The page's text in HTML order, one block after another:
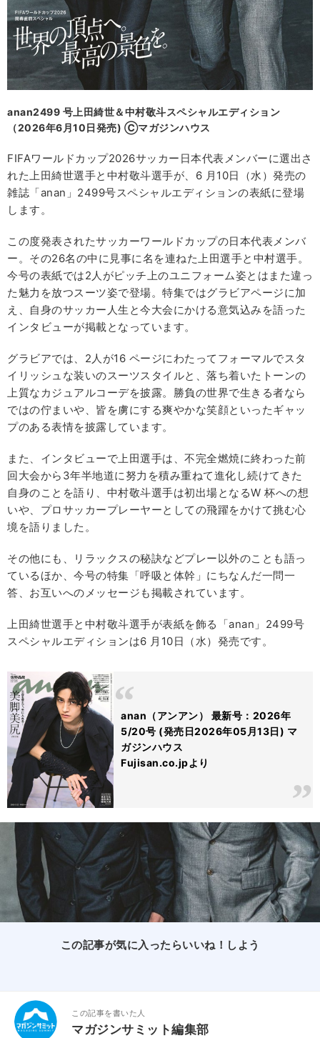
anan2499 号上田綺世＆中村敬斗スペシャルエディション
（2026年6月10日発売) Ⓒマガジンハウス
FIFAワールドカップ2026サッカー日本代表メンバーに選出さ
れた上田綺世選手と中村敬斗選手が、6 月10日（水）発売の
雑誌「anan」2499号スペシャルエディションの表紙に登場
します。
この度発表されたサッカーワールドカップの日本代表メンバ
ー。その26名の中に見事に名を連ねた上田選手と中村選手。
今号の表紙では2人がピッチ上のユニフォーム姿とはまた違っ
た魅力を放つスーツ姿で登場。特集ではグラビアページに加
え、自身のサッカー人生と今大会にかける意気込みを語った
インタビューが掲載となっています。
グラビアでは、2人が16 ページにわたってフォーマルでスタ
イリッシュな装いのスーツスタイルと、落ち着いたトーンの
上質なカジュアルコーデを披露。勝負の世界で生きる者なら
ではの佇まいや、皆を虜にする爽やかな笑顔といったギャッ
プのある表情を披露しています。
また、インタビューで上田選手は、不完全燃焼に終わった前
回大会から3年半地道に努力を積み重ねて進化し続けてきた
自身のことを語り、中村敬斗選手は初出場となるW 杯への想
いや、プロサッカープレーヤーとしての飛躍をかけて挑む心
境を語りました。
その他にも、リラックスの秘訣などプレー以外のことも語っ
ているほか、今号の特集「呼吸と体幹」にちなんだ一問一
答、お互いへのメッセージも掲載されています。
上田綺世選手と中村敬斗選手が表紙を飾る「anan」2499号
スペシャルエディションは6 月10日（水）発売です。
anan（アンアン） 最新号：2026年
5/20号 (発売日2026年05月13日) マ
ガジンハウス
Fujisan.co.jpより
この記事が気に入ったらいいね！しよう
この記事を書いた人
マガジンサミット編集部